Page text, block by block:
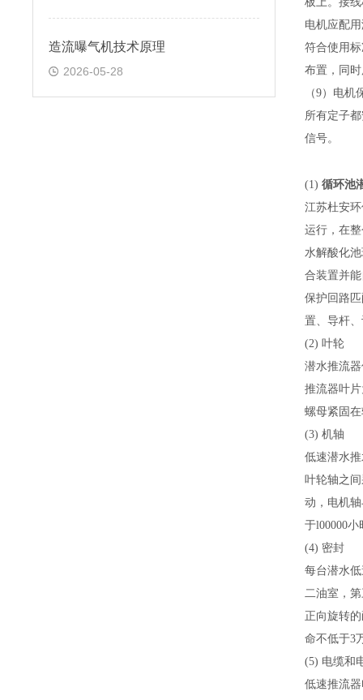
造流曝气机技术原理
2026-05-28
电机应配
符合使用
布置，同
（9）电机
所有定子
信号。
(1) 循环池
江苏杜安
运行，在
水解酸化
合装置并
保护回路
置、导杆
(2) 叶轮
潜水推流
推流器叶
螺母紧固
(3) 机轴
低速潜水推
叶轮轴之
动，电机
于l00000小
(4) 密封
每台潜水
二油室，
正向旋转
命不低于3
(5) 电缆和
低速推流器